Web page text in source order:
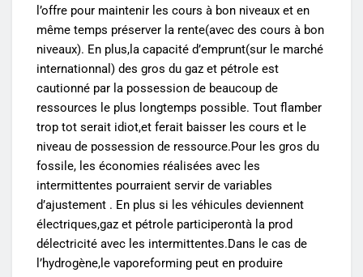
l’offre pour maintenir les cours à bon niveaux et en
même temps préserver la rente(avec des cours à bon
niveaux). En plus,la capacité d’emprunt(sur le marché
internationnal) des gros du gaz et pétrole est
cautionné par la possession de beaucoup de
ressources le plus longtemps possible. Tout flamber
trop tot serait idiot,et ferait baisser les cours et le
niveau de possession de ressource.Pour les gros du
fossile, les économies réalisées avec les
intermittentes pourraient servir de variables
d’ajustement . En plus si les véhicules deviennent
électriques,gaz et pétrole participerontà la prod
délectricité avec les intermittentes.Dans le cas de
l’hydrogène,le vaporeforming peut en produire